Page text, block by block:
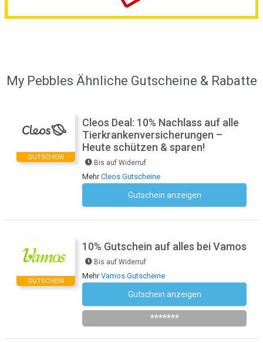
My Pebbles Ähnliche Gutscheine & Rabatte
GUTSCHEIN
Cleos Deal: 10% Nachlass auf alle
Tierkranken­versicherungen –
Heute schützen & sparen!
Bis auf Widerruf
MehrCleos Gutscheine
Gutschein anzeigen
GUTSCHEIN
10% Gutschein auf alles bei Vamos
Bis auf Widerruf
MehrVamos Gutscheine
Gutschein anzeigen
*******